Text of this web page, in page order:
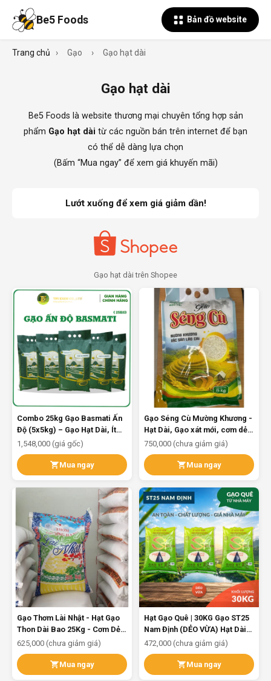
Be5 Foods Bản đồ website
Trang chủ › Gạo › Gạo hạt dài
Gạo hạt dài
Be5 Foods là website thương mại chuyên tổng hợp sản
phẩm Gạo hạt dài từ các nguồn bán trên internet để bạn
có thể dễ dàng lựa chọn
(Bấm “Mua ngay” để xem giá khuyến mãi)
Lướt xuống để xem giá giảm dần!
Gạo hạt dài trên Shopee
Combo 25kg Gạo Basmati Ấn
Độ (5x5kg) – Gạo Hạt Dài, Ít
Tinh Bột, Ăn Kiêng, Tốt Cho
Tiểu Đường
1,548,000 (giá gốc)
Mua ngay
Gạo Séng Cù Mường Khương -
Hạt Dài, Gạo xát mới, cơm dẻo
thơm, gạo xát mộc không chất
bảo quản
750,000 (chưa giảm giá)
Mua ngay
Gạo Thơm Lài Nhật - Hạt Gạo
Thon Dài Bao 25Kg - Cơm Dẻo
Mềm Vừa Ngọt Cơm
625,000 (chưa giảm giá)
Mua ngay
Hạt Gạo Quê | 30KG Gạo ST25
Nam Định (DẺO VỪA) Hạt Dài
Trắng Trong Cơm Dẻo Ngọt
Chuẩn Gạo Quê
472,000 (chưa giảm giá)
Mua ngay